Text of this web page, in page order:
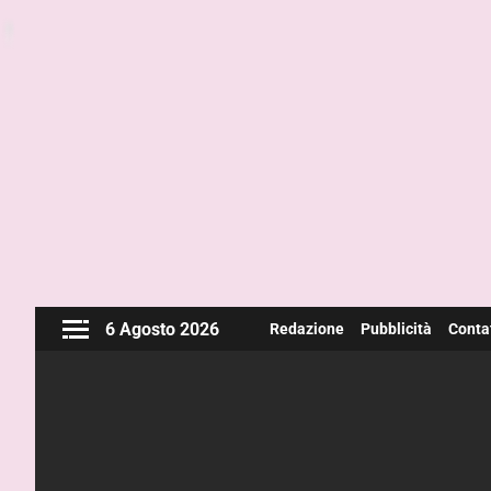
6 Agosto 2026 Redazione Pubblicità